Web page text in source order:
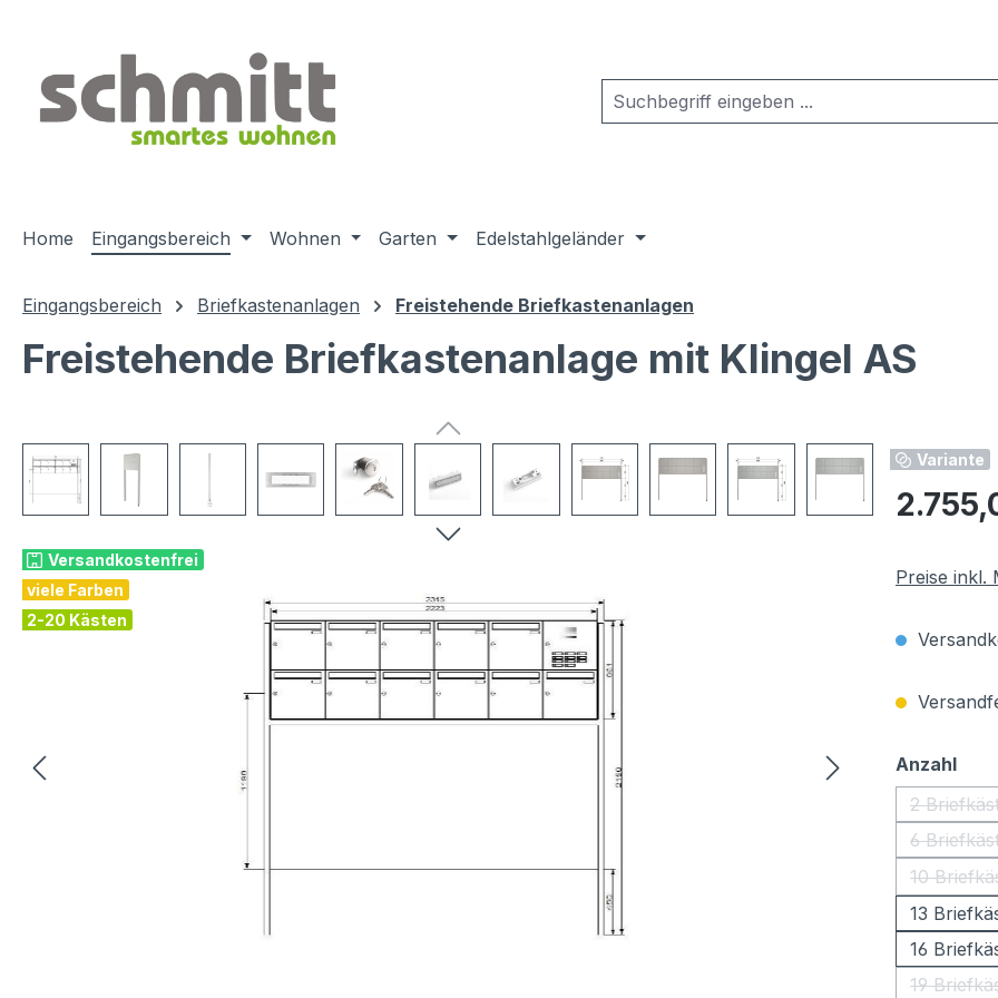
Home Eingangsbereich Wohnen Garten Edelstahlgeländer
Eingangsbereich Briefkastenanlagen Freistehende Briefkastenanlagen
Freistehende Briefkastenanlage mit Klingel AS
Versandkostenfrei
viele Farben
2-20 Kästen
Variante
Regulärer
Preise inkl.
Anzahl
2
6
10
13
16
19